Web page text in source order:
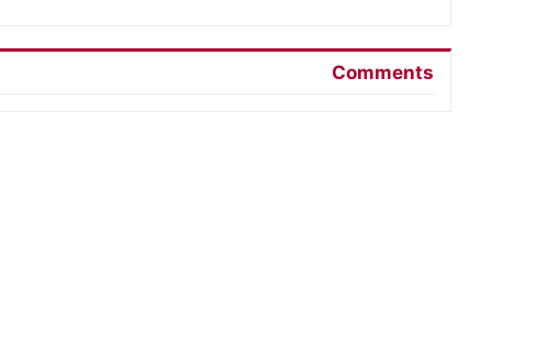
Comments